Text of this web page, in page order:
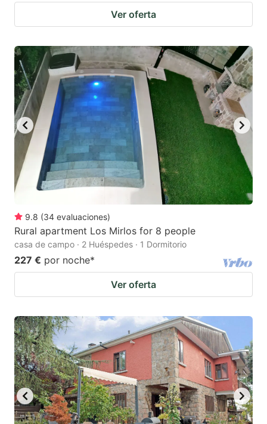
Ver oferta
9.8 (34 evaluaciones)
Rural apartment Los Mirlos for 8 people
casa de campo · 2 Huéspedes · 1 Dormitorio
227 € por noche*
Ver oferta